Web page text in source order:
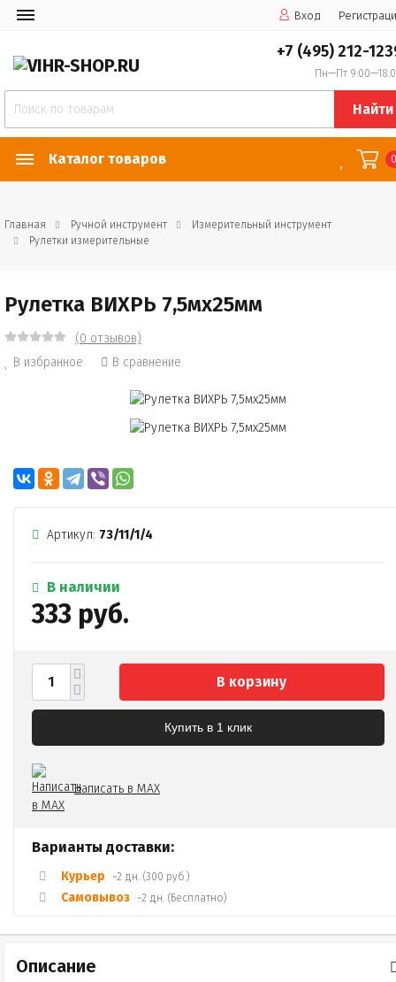
Вход
+7 (495) 212-
Пн—Пт
Найти
Каталог товаров
Главная Ручной инструмент
Измерительный инструмент
Рулетки измерительные
Рулетка ВИХРЬ 7,5мх25мм
(0 отзывов)
В избранное
В сравнение
Артикул: 73/11/1/4
В наличии
333 руб.
В корзину
Купить в 1 клик
Написать в MAX
Варианты доставки:
Курьер ~2 дн. (300 руб.)
Самовывоз ~2 дн. (Бесплатно)
Описание